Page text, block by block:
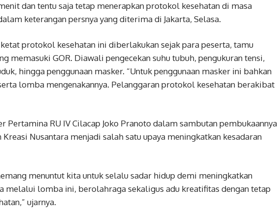
dan tentu saja tetap menerapkan protokol kesehatan di masa
keterangan persnya yang diterima di Jakarta, Selasa.
protokol kesehatan ini diberlakukan sejak para peserta, tamu
memasuki GOR. Diawali pengecekan suhu tubuh, pengukuran tensi,
hingga penggunaan masker. “Untuk penggunaan masker ini bahkan
lomba mengenakannya. Pelanggaran protokol kesehatan berakibat
Pertamina RU IV Cilacap Joko Pranoto dalam sambutan pembukaannya
Nusantara menjadi salah satu upaya meningkatkan kesadaran
menuntut kita untuk selalu sadar hidup demi meningkatkan
melalui lomba ini, berolahraga sekaligus adu kreatifitas dengan tetap
ujarnya.